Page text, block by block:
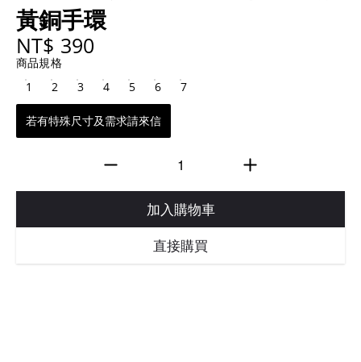
黃銅手環
NT$ 390
商品規格
1
2 3 4 5 6 7
若有特殊尺寸及需求請來信
加入購物車
直接購買